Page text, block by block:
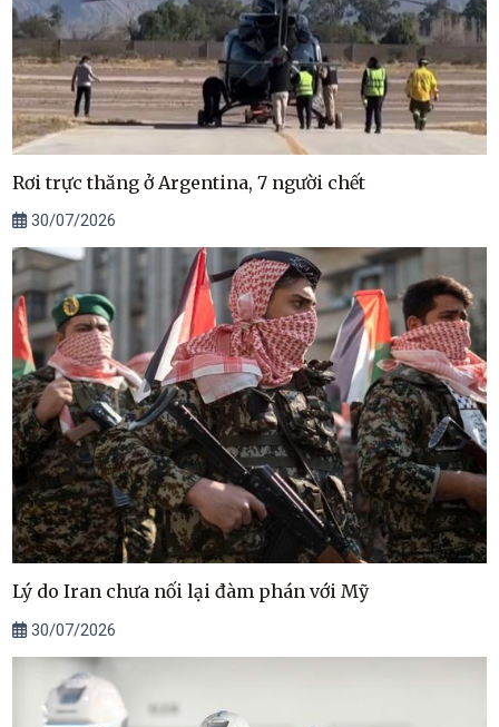
Rơi trực thăng ở Argentina, 7 người chết
30/07/2026
Lý do Iran chưa nối lại đàm phán với Mỹ
30/07/2026